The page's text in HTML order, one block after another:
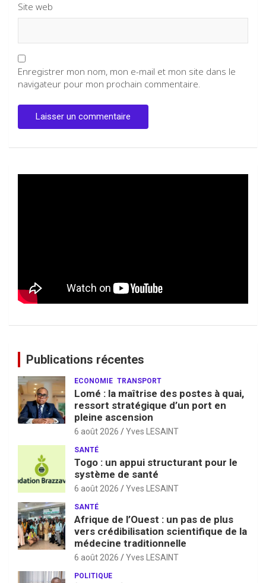
Site web
Enregistrer mon nom, mon e-mail et mon site dans le
navigateur pour mon prochain commentaire.
Publications récentes
ECONOMIE TRANSPORT
Lomé : la maîtrise des postes à quai,
ressort stratégique d’un port en
pleine ascension
6 août 2026 Yves LESAINT
SANTÉ
Togo : un appui structurant pour le
système de santé
6 août 2026 Yves LESAINT
SANTÉ
Afrique de l’Ouest : un pas de plus
vers crédibilisation scientifique de la
médecine traditionnelle
6 août 2026 Yves LESAINT
POLITIQUE